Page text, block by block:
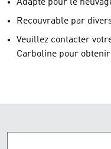
Adapté pour le
Recouvrable par
Veuillez contacter
Carboline pour